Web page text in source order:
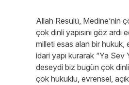
Allah Resulü, Medine’nin
çok dinli yapısını göz ardı
milleti esas alan bir hukuk,
idari yapı kurarak “Ya Sev
deseydi biz bugün çok
çok hukuklu, evrensel,